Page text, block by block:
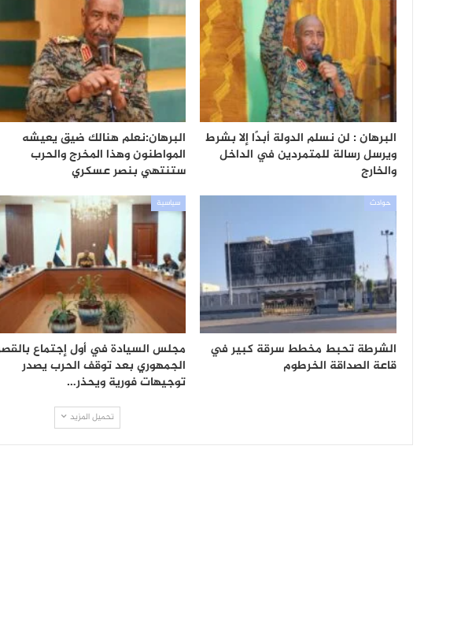
البرهان : لن نسلم الدولة أبدًا إلا بشرط
ويرسل رسالة للمتمردين في الداخل
والخارج
البرهان:نعلم هنالك ضيق يعيشه
المواطنون وهذا المخرج والحرب
ستنتهي بنصر عسكري
حوادث
الشرطة تحبط مخطط سرقة كبير في
قاعة الصداقة الخرطوم
سياسية
مجلس السيادة في أول إجتماع
الجمهوري بعد توقف الحرب يصدر
توجيهات فورية ويحذر…
تحميل المزيد